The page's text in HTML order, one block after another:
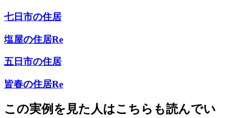
七日市の住居
塩屋の住居Re
五日市の住居
皆春の住居Re
この実例を見た人はこちらも読んでい